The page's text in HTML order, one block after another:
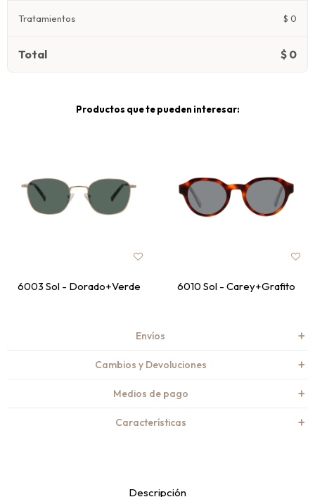
Tratamientos $ 0
Total $ 0
Productos que te pueden interesar:
6003 Sol - Dorado+Verde 6010 Sol - Carey+Grafito
Envíos
Cambios y Devoluciones
Medios de pago
Características
Descripción